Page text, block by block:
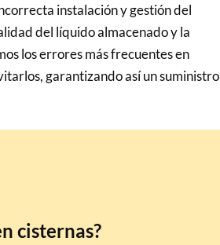
instalación y gestión del
del líquido almacenado y la
los errores más frecuentes en
garantizando así un suministro
cisternas?